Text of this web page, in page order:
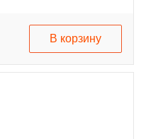
В корзину